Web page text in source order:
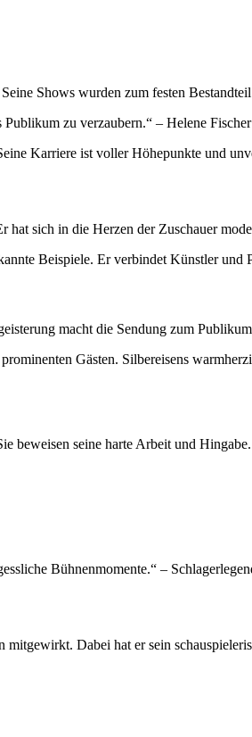
Shows wurden zum festen Bestandteil
zu verzaubern.“ – Helene Fischer
Karriere ist voller Höhepunkte und
hat sich in die Herzen der Zuschauer
Beispiele. Er verbindet Künstler
macht die Sendung zum
Gästen. Silbereisens
beweisen seine harte Arbeit und Hingabe.
Bühnenmomente.“ –
Dabei hat er sein